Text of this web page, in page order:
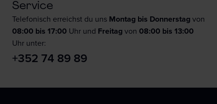
Service
Telefonisch erreichst du uns Montag bis Donnerstag von
08:00 bis 17:00 Uhr und Freitag von 08:00 bis 13:00
Uhr unter:
+352 74 89 89